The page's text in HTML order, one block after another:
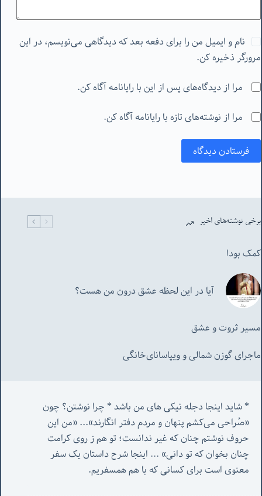
نام و ایمیل من را برای دفعه بعد که دیدگاهی می‌نویسم، در این
مرورگر ذخیره کن.
مرا از دیدگاه‌های پس از این با رایانامه آگاه کن.
مرا از نوشته‌های تازه با رایانامه آگاه کن.
فرستادن دیدگاه
برخی نوشته‌های اخیر
کمک بودا
آیا در این لحظه عشق درون من هست؟
مسیر ثروت و عشق
ماجرای گوزن شمالی و‌ ویپاسانای‌خانگی
«صُراحی می‌کشم پنهان‌ و مردم‌ دفتر انگارند»... «
چنان بخوان که تو دانی» ...
معنوی است برای کسانی که با هم همسفریم.